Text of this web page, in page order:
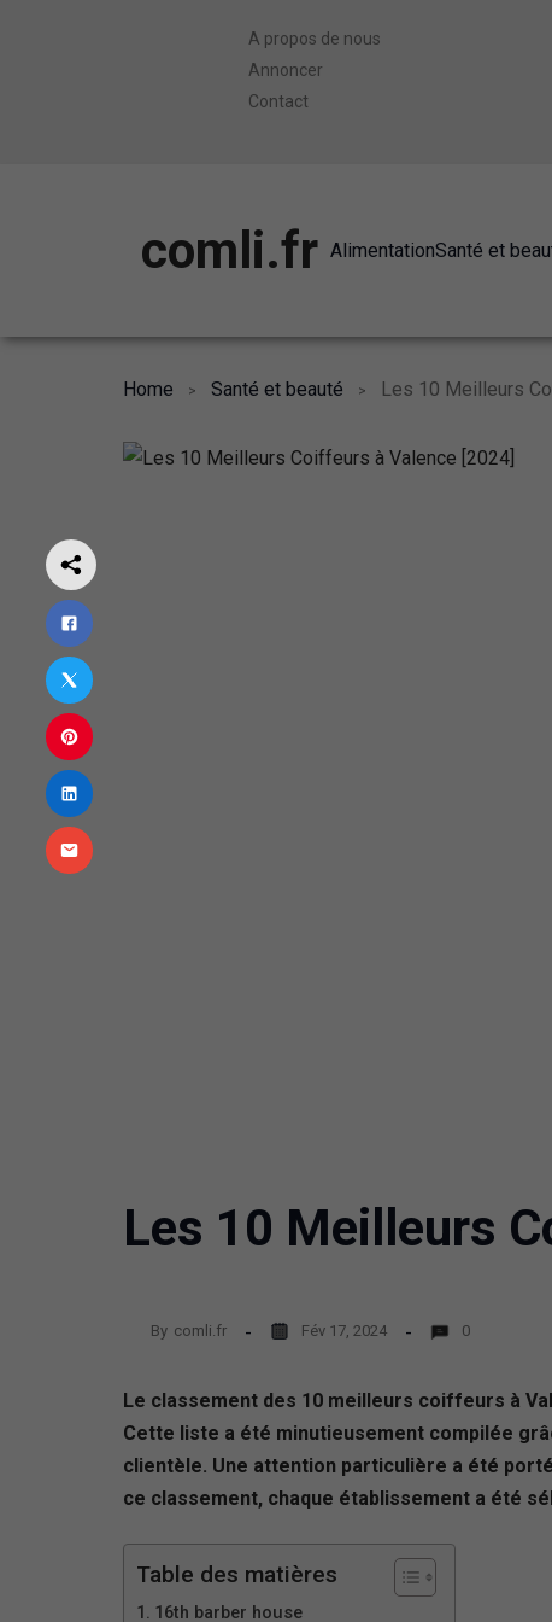
A propos de nous
Annoncer
Contact
comli.fr AlimentationSanté et
Home Santé et beauté Les 10 Meilleurs
Les 10 Meilleurs
By comli.fr Fév 17, 2024 0
Le classement des 10 meilleurs coiffeurs à
Cette liste a été minutieusement compilée
clientèle. Une attention particulière a été
ce classement, chaque établissement a été
Table des matières
16th barber house